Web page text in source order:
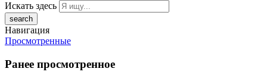
Искать здесь
Навигация
Просмотренные
Ранее просмотренное